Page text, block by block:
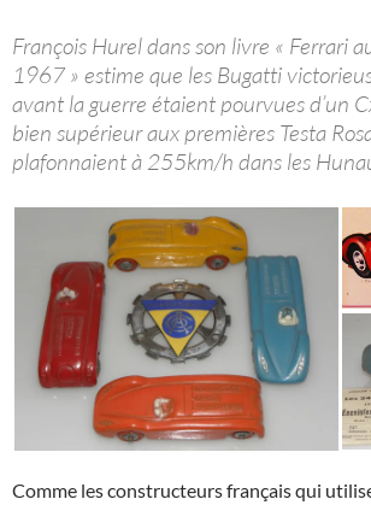
François Hurel dans son livre « Ferrari
1967 » estime que les Bugatti
avant la guerre étaient pourvues d’un
bien supérieur aux premières Testa
plafonnaient à 255km/h dans les
Comme les constructeurs français qui